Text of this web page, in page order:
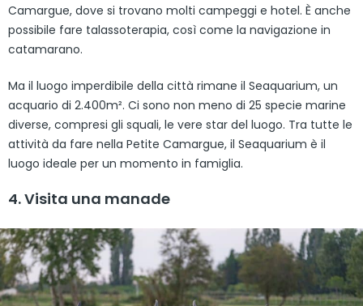
Camargue, dove si trovano molti campeggi e hotel. È anche
possibile fare talassoterapia, così come la navigazione in
catamarano.
Ma il luogo imperdibile della città rimane il Seaquarium, un
acquario di 2.400m². Ci sono non meno di 25 specie marine
diverse, compresi gli squali, le vere star del luogo. Tra tutte le
attività da fare nella Petite Camargue, il Seaquarium è il
luogo ideale per un momento in famiglia.
4. Visita una manade